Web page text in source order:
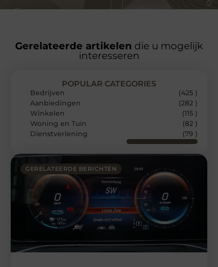
Gerelateerde artikelen die u mogelijk
interesseren
GERELATEERDE BERICHTEN
POPULAR CATEGORIES
Bedrijven
(425 )
Aanbiedingen
(282 )
Winkelen
(115 )
Woning en Tuin
(82 )
Dienstverlening
(79 )